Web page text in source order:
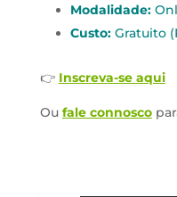
Modalidade:
Custo: Gratuito
👉 Inscreva-se aqui
Ou fale connosco